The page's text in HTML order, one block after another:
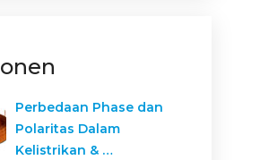
Perbedaan Phase dan
Polaritas Dalam
Kelistrikan & …